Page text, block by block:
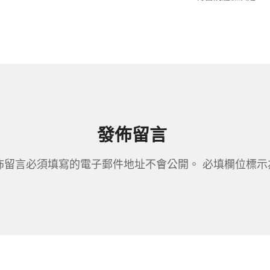
發佈留言
留言必須填寫的電子郵件地址不會公開。 必填欄位標